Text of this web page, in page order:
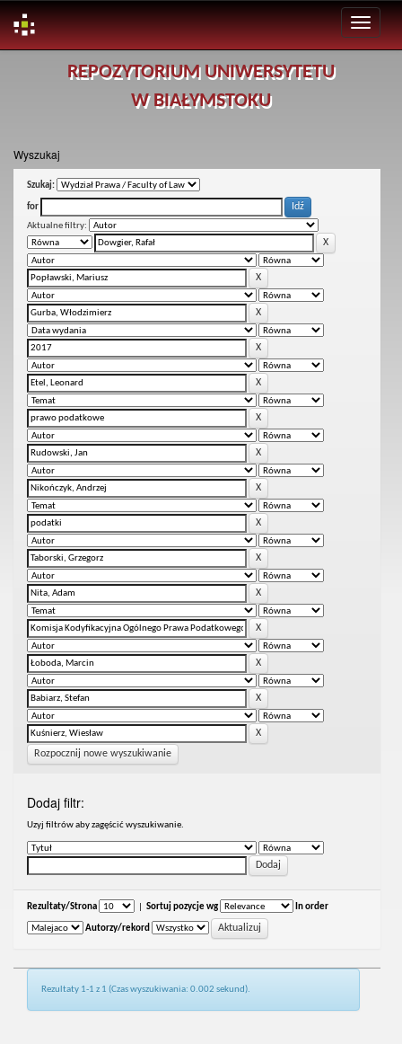
REPOZYTORIUM UNIWERSYTETU
W BIAŁYMSTOKU
Wyszukaj
Szukaj:
for
Aktualne filtry:
Rozpocznij nowe wyszukiwanie
Dodaj filtr:
Uzyj filtrów aby zagęścić wyszukiwanie.
Rezultaty/Strona Sortuj pozycje wg In order
Autorzy/rekord
Rezultaty 1-1 z 1 (Czas wyszukiwania: 0.002 sekund).